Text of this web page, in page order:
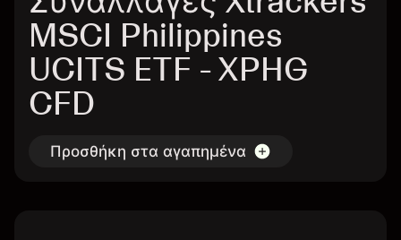
MSCI Philippines
UCITS ETF - XPHG
CFD
Προσθήκη στα αγαπημένα